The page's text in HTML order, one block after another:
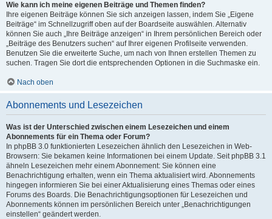
Wie kann ich meine eigenen Beiträge und Themen finden?
Ihre eigenen Beiträge können Sie sich anzeigen lassen, indem Sie „Eigene
Beiträge“ im Schnellzugriff oben auf der Boardseite auswählen. Alternativ
können Sie auch „Ihre Beiträge anzeigen“ in Ihrem persönlichen Bereich oder
„Beiträge des Benutzers suchen“ auf Ihrer eigenen Profilseite verwenden.
Benutzen Sie die erweiterte Suche, um nach von Ihnen erstellen Themen zu
suchen. Tragen Sie dort die entsprechenden Optionen in die Suchmaske ein.
Nach oben
Abonnements und Lesezeichen
Was ist der Unterschied zwischen einem Lesezeichen und einem
Abonnements für ein Thema oder Forum?
In phpBB 3.0 funktionierten Lesezeichen ähnlich den Lesezeichen in Web-
Browsern: Sie bekamen keine Informationen bei einem Update. Seit phpBB 3.1
ähneln Lesezeichen mehr einem Abonnement: Sie können eine
Benachrichtigung erhalten, wenn ein Thema aktualisiert wird. Abonnements
hingegen informieren Sie bei einer Aktualisierung eines Themas oder eines
Forums des Boards. Die Benachrichtigungsoptionen für Lesezeichen und
Abonnements können im persönlichen Bereich unter „Benachrichtigungen
einstellen“ geändert werden.